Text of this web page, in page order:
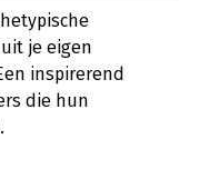
je eigen
inspirerend
die hun